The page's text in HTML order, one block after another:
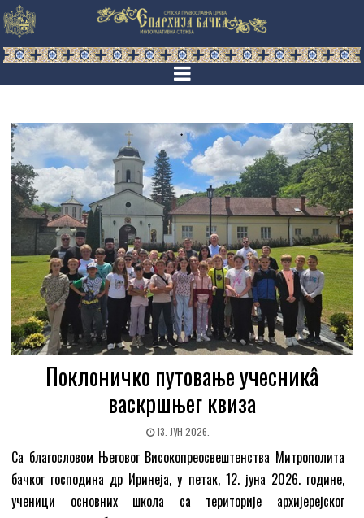
Поклоничко путовање учесникâ
васкршњег квиза
13. ЈУН 2026.
Са благословом Његовог Високопреосвештенства Митрополита
бачког господина др Иринеја, у петак, 12. јуна 2026. године,
ученици основних школа са територије архијерејског